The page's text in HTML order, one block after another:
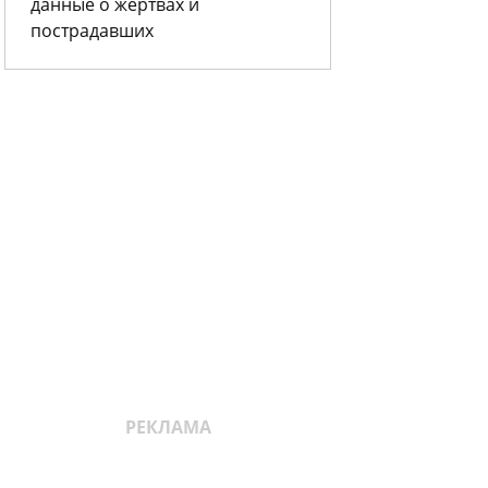
пострадавших